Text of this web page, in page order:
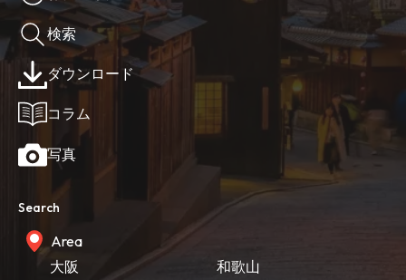
検索
ダウンロード
コラム
写真
Search
Area
大阪
和歌山